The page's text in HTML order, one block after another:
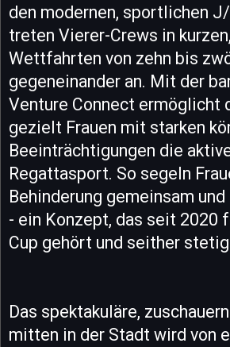
den modernen, sportlichen
treten Vierer-Crews in
Wettfahrten von zehn bis
gegeneinander an. Mit der
Venture Connect ermöglicht
gezielt Frauen mit starken
Beeinträchtigungen die
Regattasport. So segeln
Behinderung gemeinsam
- ein Konzept, das seit 2020
Cup gehört und seither
Das spektakuläre,
mitten in der Stadt wird von